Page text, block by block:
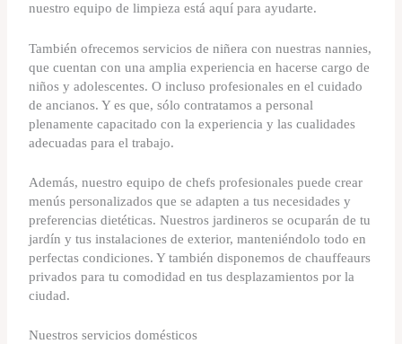
nuestro equipo de limpieza está aquí para ayudarte.
También ofrecemos servicios de niñera con nuestras nannies,
que cuentan con una amplia experiencia en hacerse cargo de
niños y adolescentes. O incluso profesionales en el cuidado
de ancianos. Y es que, sólo contratamos a personal
plenamente capacitado con la experiencia y las cualidades
adecuadas para el trabajo.
Además, nuestro equipo de chefs profesionales puede crear
menús personalizados que se adapten a tus necesidades y
preferencias dietéticas. Nuestros jardineros se ocuparán de tu
jardín y tus instalaciones de exterior, manteniéndolo todo en
perfectas condiciones. Y también disponemos de chauffeaurs
privados para tu comodidad en tus desplazamientos por la
ciudad.
Nuestros servicios domésticos